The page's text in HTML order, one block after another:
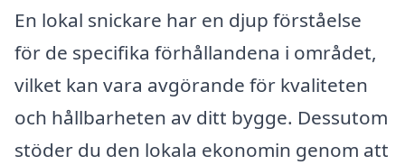
En lokal snickare har en djup förståelse
för de specifika förhållandena i området,
vilket kan vara avgörande för kvaliteten
och hållbarheten av ditt bygge. Dessutom
stöder du den lokala ekonomin genom att